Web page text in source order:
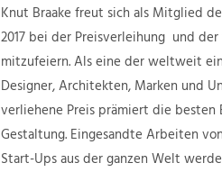
Knut Braake freut sich als Mitglied
2017 bei der Preisverleihung und
mitzufeiern. Als eine der weltweit
Designer, Architekten, Marken und
verliehene Preis prämiert die
Gestaltung. Eingesandte Arbeiten
Start-Ups aus der ganzen Welt